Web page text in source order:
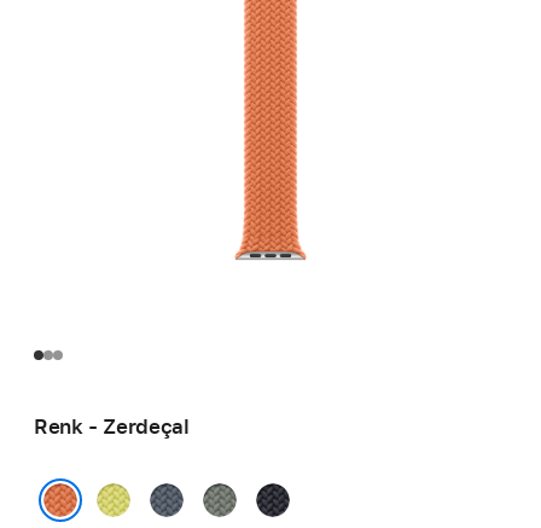
Renk - Zerdeçal
Neon
DemirYeşil
Gece Yarısı